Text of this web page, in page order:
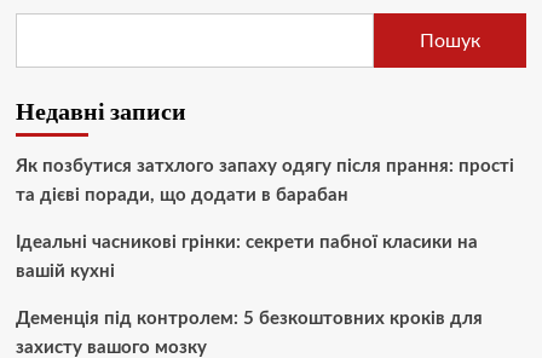
Пошук
Недавні записи
Як позбутися затхлого запаху одягу після прання: прості
та дієві поради, що додати в барабан
Ідеальні часникові грінки: секрети пабної класики на
вашій кухні
Деменція під контролем: 5 безкоштовних кроків для
захисту вашого мозку